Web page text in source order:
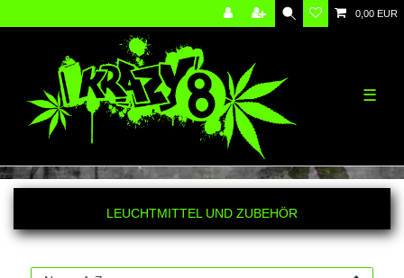
0,00 EUR
☰
LEUCHTMITTEL UND ZUBEHÖR